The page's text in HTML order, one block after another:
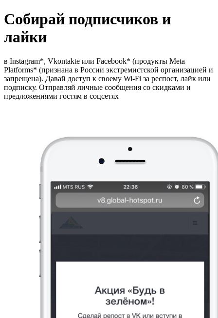
Собирай подписчиков и
лайки
в Instagram*, Vkontakte или Facebook* (продукты Meta
Platforms* (признана в России экстремистской организацией и
запрещена). Давай доступ к своему Wi-Fi за респост, лайк или
подписку. Отправляй личные сообщения со скидками и
предложениями гостям в соцсетях